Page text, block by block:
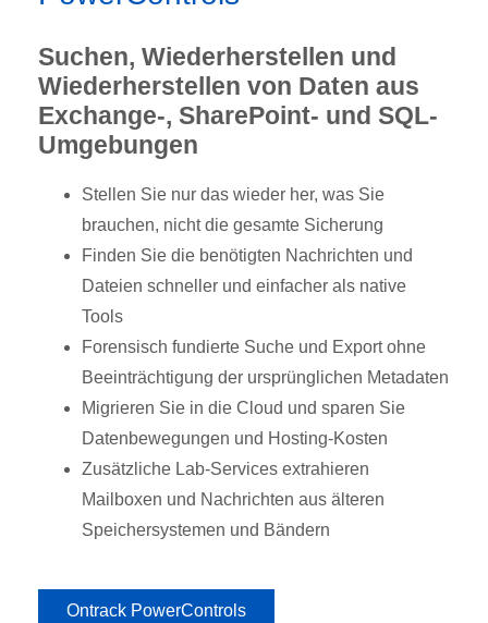
Suchen, Wiederherstellen und
Wiederherstellen von Daten aus
Exchange-, SharePoint- und SQL-
Umgebungen
Stellen Sie nur das wieder her, was Sie
brauchen, nicht die gesamte Sicherung
Finden Sie die benötigten Nachrichten und
Dateien schneller und einfacher als native
Tools
Forensisch fundierte Suche und Export ohne
Beeinträchtigung der ursprünglichen Metadaten
Migrieren Sie in die Cloud und sparen Sie
Datenbewegungen und Hosting-Kosten
Zusätzliche Lab-Services extrahieren
Mailboxen und Nachrichten aus älteren
Speichersystemen und Bändern
Ontrack PowerControls